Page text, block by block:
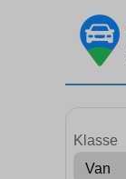
Klasse